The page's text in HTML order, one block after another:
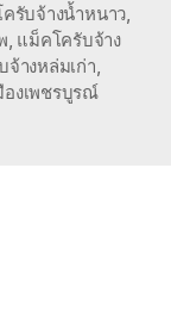
รับจ้างน้ำหนาว,
, แม็คโครับจ้าง
างหล่มเก่า,
องเพชรบูรณ์